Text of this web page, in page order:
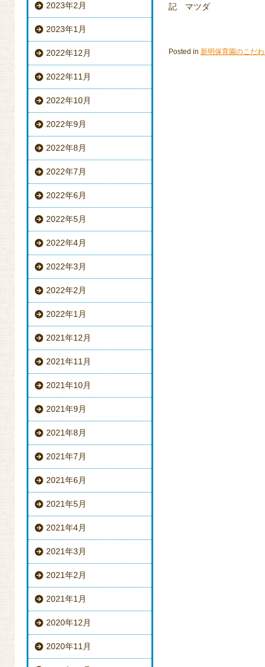
2023年2月
2023年1月
2022年12月
2022年11月
2022年10月
2022年9月
2022年8月
2022年7月
2022年6月
2022年5月
2022年4月
2022年3月
2022年2月
2022年1月
2021年12月
2021年11月
2021年10月
2021年9月
2021年8月
2021年7月
2021年6月
2021年5月
2021年4月
2021年3月
2021年2月
2021年1月
2020年12月
2020年11月
記 マツダ
Posted in 新明保育園のこだ